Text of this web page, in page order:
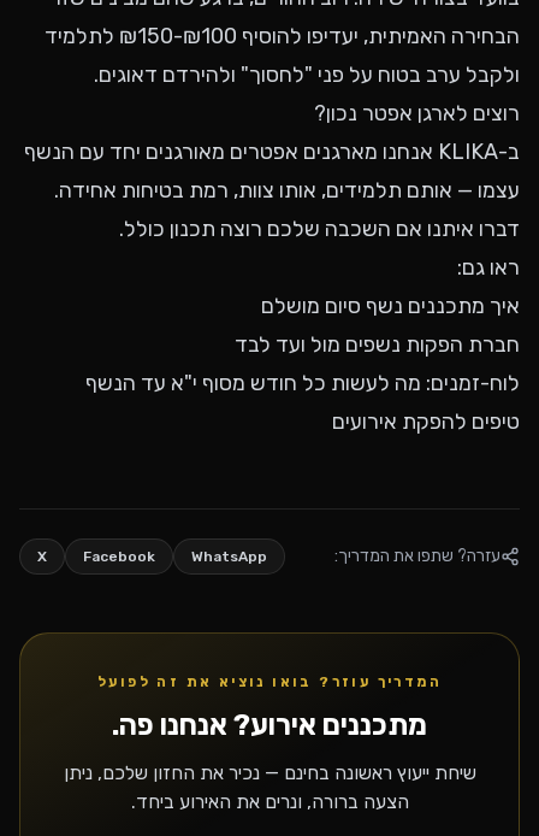
הבחירה האמיתית, יעדיפו להוסיף ₪100-₪150 לתלמיד
ולקבל ערב בטוח על פני "לחסוך" ולהירדם דאוגים.
רוצים לארגן אפטר נכון?
ב-KLIKA אנחנו מארגנים אפטרים מאורגנים יחד עם הנשף
עצמו — אותם תלמידים, אותו צוות, רמת בטיחות אחידה.
דברו איתנו אם השכבה שלכם רוצה תכנון כולל.
ראו גם:
איך מתכננים נשף סיום מושלם
חברת הפקות נשפים מול ועד לבד
לוח-זמנים: מה לעשות כל חודש מסוף י"א עד הנשף
טיפים להפקת אירועים
עזרה? שתפו את המדריך: WhatsApp
Facebook
X
המדריך עוזר? בואו נוציא את זה לפועל
מתכננים אירוע? אנחנו פה.
שיחת ייעוץ ראשונה בחינם — נכיר את החזון שלכם, ניתן
הצעה ברורה, ונרים את האירוע ביחד.